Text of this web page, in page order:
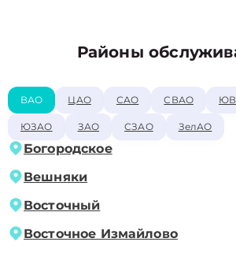
Районы
ВАО ЦАО САО СВАО
ЮЗАО ЗАО СЗАО ЗелАО
Богородское
Вешняки
Восточный
Восточное Измайлово